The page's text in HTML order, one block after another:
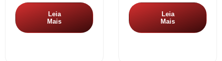
Leia
Mais
Leia
Mais